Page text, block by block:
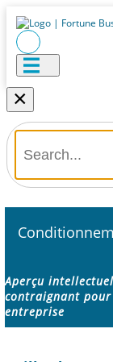
×
Aperçu intellectuel
contraignant
entreprise